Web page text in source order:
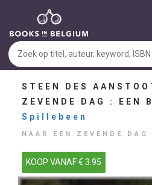
STEEN DES
ZEVENDE DAG : EEN
Spillebeen
NAAR EEN ZEVENDE DAG
KOOP VANAF € 3.95